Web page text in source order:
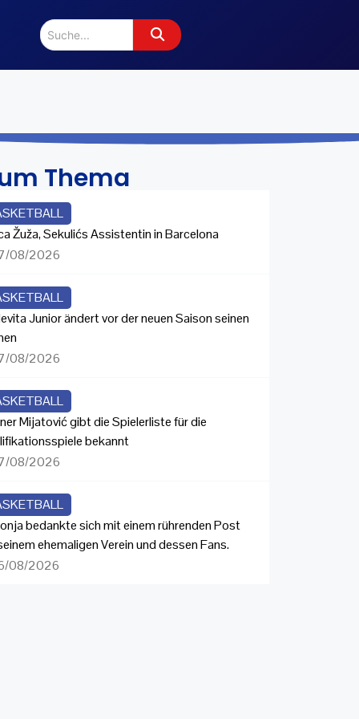
Thema
Žuža, Sekulićs Assistentin in Barcelona
08/2026
Junior ändert vor der neuen Saison seinen
08/2026
Mijatović gibt die Spielerliste für die
bekannt
08/2026
bedankte sich mit einem rührenden Post
ehemaligen Verein und dessen Fans.
08/2026